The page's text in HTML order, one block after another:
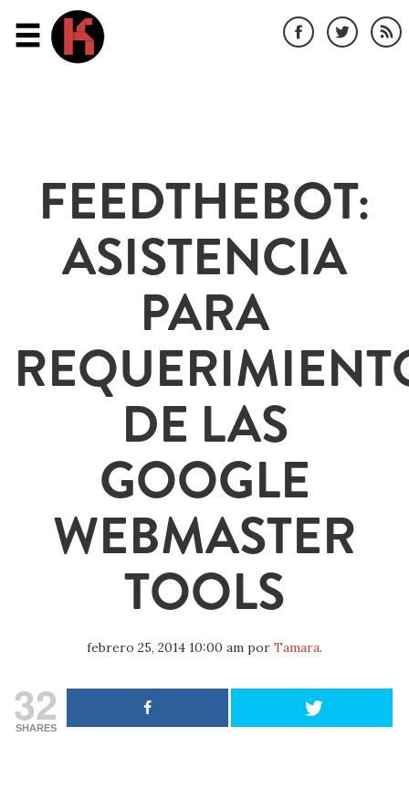
FEEDTHEBOT:
ASISTENCIA
PARA
DE LAS
GOOGLE
WEBMASTER
TOOLS
febrero 25, 2014 10:00 am por Tamara.
32
SHARES